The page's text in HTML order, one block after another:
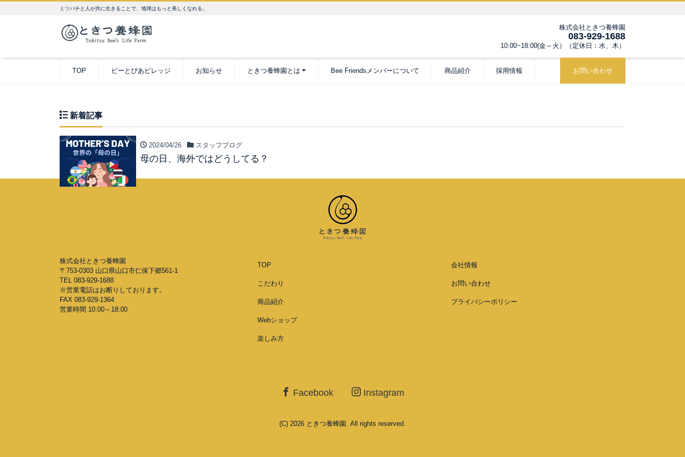
ミツバチと人が共に生きることで、地球はもっと美しくなれる。
株式会社ときつ養蜂園
083-929-1688
10:00~18:00(金～火）（定休日：水、木）
TOP ビーとぴあビレッジ お知らせ ときつ養蜂園とは Bee Friendsメンバーについて 商品紹介 採用情報 お問い合わせ
新着記事
2024/04/26 スタッフブログ
母の日、海外ではどうしてる？
株式会社ときつ養蜂園
〒753-0303 山口県山口市仁保下郷561-1
TEL 083-929-1688
※営業電話はお断りしております。
FAX 083-929-1364
営業時間 10:00～18:00
TOP
こだわり
商品紹介
Webショップ
楽しみ方
会社情報
お問い合わせ
プライバシーポリシー
Facebook Instagram
(C) 2026 ときつ養蜂園 . All rights reserved.